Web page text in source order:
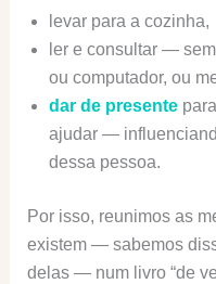
levar para a cozinha,
ler e consultar —
ou computador, ou
dar de presente
ajudar —
dessa pessoa.
Por isso, reunimos as
existem — sabemos
delas — num livro “de